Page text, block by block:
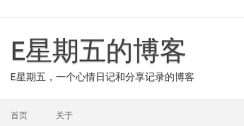
contentE星期五的博客
E星期五，一个心情日记和分享记录的博客
首页 关于